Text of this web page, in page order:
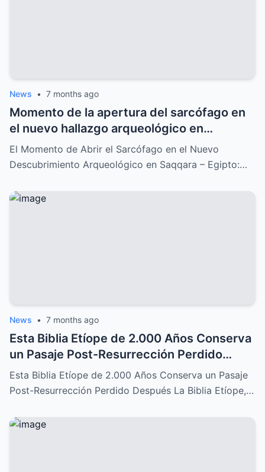
News • 7 months ago
Momento de la apertura del sarcófago en
el nuevo hallazgo arqueológico en
Saqqara: Un descubrimiento
impresionante que lo cambia todo
El Momento de Abrir el Sarcófago en el Nuevo
Descubrimiento Arqueológico en Saqqara – Egipto:…
News • 7 months ago
Esta Biblia Etíope de 2.000 Años Conserva
un Pasaje Post-Resurrección Perdido
Después: Un Descubrimiento Increíble
Esta Biblia Etíope de 2.000 Años Conserva un Pasaje
Post-Resurrección Perdido Después La Biblia Etíope,…